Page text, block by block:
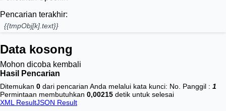
Pencarian terakhir:
{{tmpObj[k].text}}
Data kosong
Mohon dicoba kembali
Hasil Pencarian
Ditemukan 0 dari pencarian Anda melalui kata kunci: No. Panggil : 1
Permintaan membutuhkan 0,00215 detik untuk selesai
XML ResultJSON Result